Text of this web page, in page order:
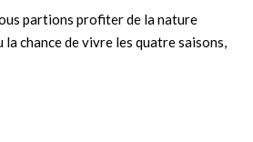
partions profiter de la nature
chance de vivre les quatre saisons,